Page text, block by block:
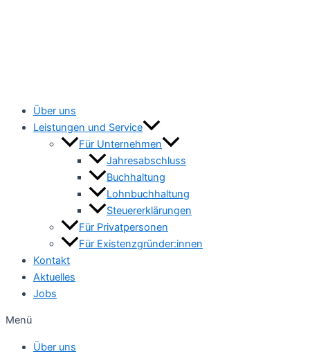
Über uns
Leistungen und Service
Für Unternehmen
Jahresabschluss
Buchhaltung
Lohnbuchhaltung
Steuererklärungen
Für Privatpersonen
Für Existenzgründer:innen
Kontakt
Aktuelles
Jobs
Menü
Über uns